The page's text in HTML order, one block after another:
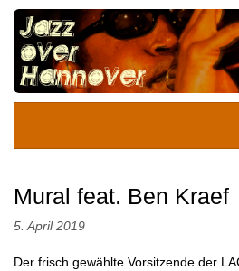
Mural feat. Ben Kraef
5. April 2019
Der frisch gewählte Vorsitzende der